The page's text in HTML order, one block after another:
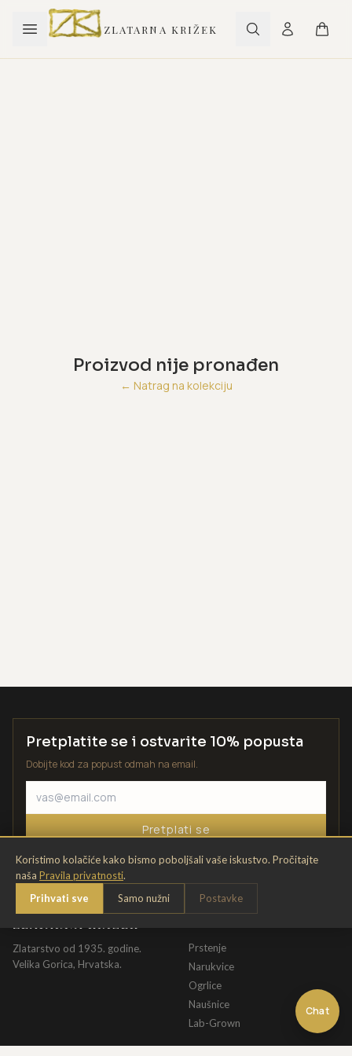
ZLATARNA KRIŽEK
Proizvod nije pronađen
← Natrag na kolekciju
Chat
Koristimo kolačiće kako bismo poboljšali vaše iskustvo. Pročitajte
naša Pravila privatnosti.
Prihvati sve
Samo nužni Postavke
Pretplatite se i ostvarite 10% popusta
Dobijte kod za popust odmah na email.
Pretplati se
Zlatarstvo od 1935. godine.
Velika Gorica, Hrvatska.
Prstenje
Narukvice
Ogrlice
Naušnice
Lab-Grown